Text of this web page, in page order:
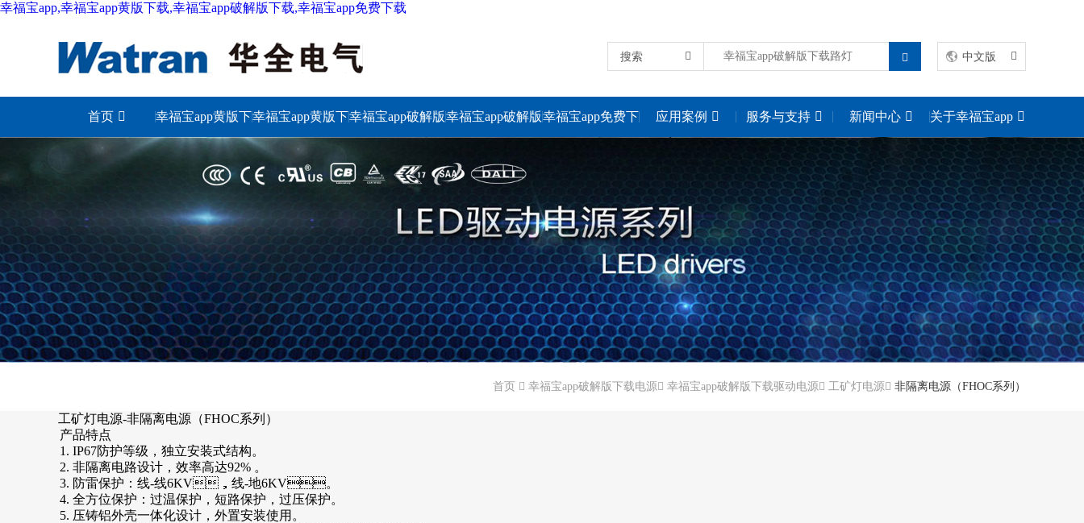
幸福宝app,幸福宝app黄版下载,幸福宝app破解版下载,幸福宝app免费下载
搜索 中文版
首页 幸福宝app黄版下
载城市
幸福宝app黄版下
载照明
幸福宝app破解版幸福宝app破解版幸福宝app免费下 应用案例 服务与支持 新闻中心 关于幸福宝app
首页 幸福宝app破解版下载电源 幸福宝app破解版下载驱动电源 工矿灯电源 非隔离电源（FHOC系列）
工矿灯电源-非隔离电源（FHOC系列）
产品特点
1. IP67防护等级，独立安装式结构。
2. 非隔离电路设计，效率高达92% 。
3. 防雷保护：线-线6KV，线-地6KV。
4. 全方位保护：过温保护，短路保护，过压保护。
5. 压铸铝外壳一体化设计，外置安装使用。